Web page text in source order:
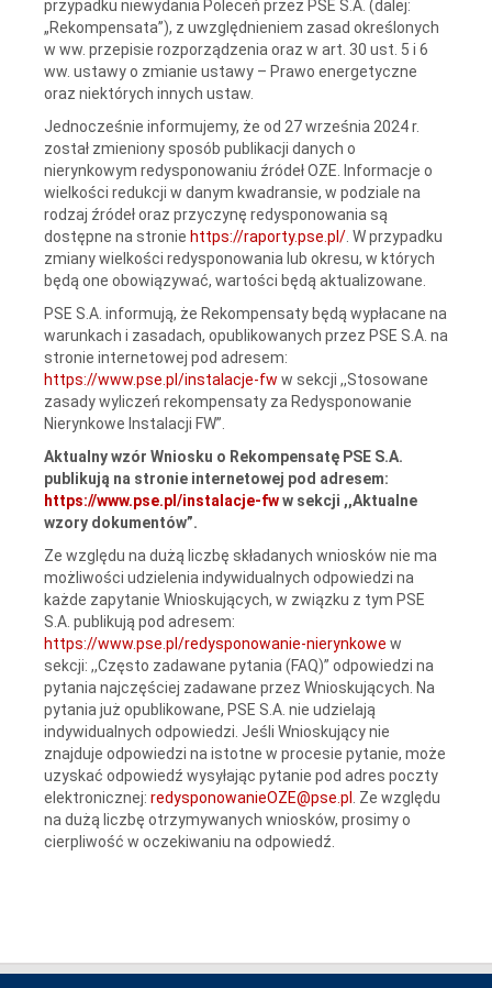
przypadku niewydania Poleceń przez PSE S.A. (dalej:
„Rekompensata”), z uwzględnieniem zasad określonych
w ww. przepisie rozporządzenia oraz w art. 30 ust. 5 i 6
ww. ustawy o zmianie ustawy – Prawo energetyczne
oraz niektórych innych ustaw.
Jednocześnie informujemy, że od 27 września 2024 r.
został zmieniony sposób publikacji danych o
nierynkowym redysponowaniu źródeł OZE. Informacje o
wielkości redukcji w danym kwadransie, w podziale na
rodzaj źródeł oraz przyczynę redysponowania są
dostępne na stronie https://raporty.pse.pl/ . W przypadku
zmiany wielkości redysponowania lub okresu, w których
będą one obowiązywać, wartości będą aktualizowane.
PSE S.A. informują, że Rekompensaty będą wypłacane na
warunkach i zasadach, opublikowanych przez PSE S.A. na
stronie internetowej pod adresem:
https://www.pse.pl/instalacje-fw w sekcji ,,Stosowane
zasady wyliczeń rekompensaty za Redysponowanie
Nierynkowe Instalacji FW”.
Aktualny wzór Wniosku o Rekompensatę PSE S.A.
publikują na stronie internetowej pod adresem:
https://www.pse.pl/instalacje-fww sekcji ,,Aktualne
wzory dokumentów”.
Ze względu na dużą liczbę składanych wniosków nie ma
możliwości udzielenia indywidualnych odpowiedzi na
każde zapytanie Wnioskujących, w związku z tym PSE
S.A. publikują pod adresem:
https://www.pse.pl/redysponowanie-nierynkowe w
sekcji: ,,Często zadawane pytania (FAQ)” odpowiedzi na
pytania najczęściej zadawane przez Wnioskujących. Na
pytania już opublikowane, PSE S.A. nie udzielają
indywidualnych odpowiedzi. Jeśli Wnioskujący nie
znajduje odpowiedzi na istotne w procesie pytanie, może
uzyskać odpowiedź wysyłając pytanie pod adres poczty
elektronicznej: redysponowanieOZE@pse.pl
. Ze względu
na dużą liczbę otrzymywanych wniosków, prosimy o
cierpliwość w oczekiwaniu na odpowiedź.